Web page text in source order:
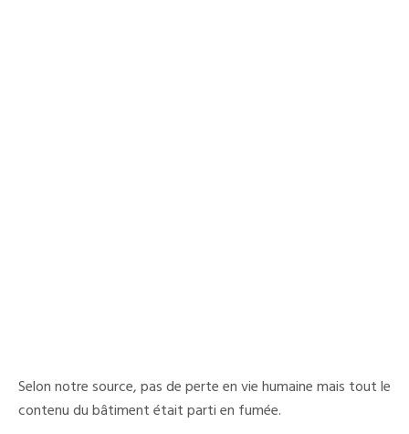
Selon notre source, pas de perte en vie humaine mais tout le
contenu du bâtiment était parti en fumée.